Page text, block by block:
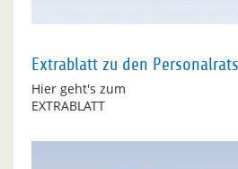
Extrablatt zu den
Hier geht's zum
EXTRABLATT